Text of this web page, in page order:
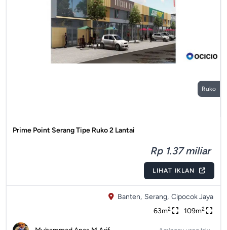
Ruko
Prime Point Serang Tipe Ruko 2 Lantai
Rp 1.37 miliar
LIHAT IKLAN
Banten, Serang, Cipocok Jaya
63m2 109m2